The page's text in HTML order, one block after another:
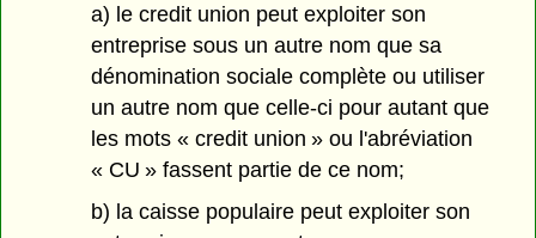
a) le credit union peut exploiter son
entreprise sous un autre nom que sa
dénomination sociale complète ou utiliser
un autre nom que celle-ci pour autant que
les mots « credit union » ou l'abréviation
« CU » fassent partie de ce nom;
b) la caisse populaire peut exploiter son